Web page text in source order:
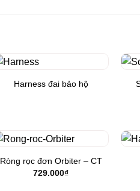
Add to
Harness đai bảo hộ
Add to
Ròng rọc đơn Orbiter – CT
729.000₫